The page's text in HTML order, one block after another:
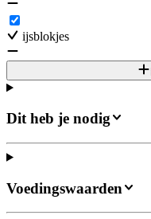
ijsblokjes
Dit heb je nodig
Voedingswaarden